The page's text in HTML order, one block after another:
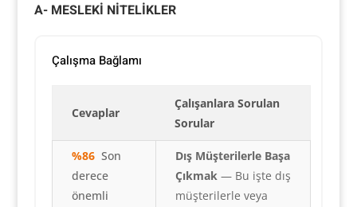
A- MESLEKİ NİTELİKLER
Çalışma Bağlamı
Cevaplar
Çalışanlara Sorulan
Sorular
%86Son
derece
önemli
Dış Müşterilerle Başa
Çıkmak— Bu işte dış
müşterilerle veya